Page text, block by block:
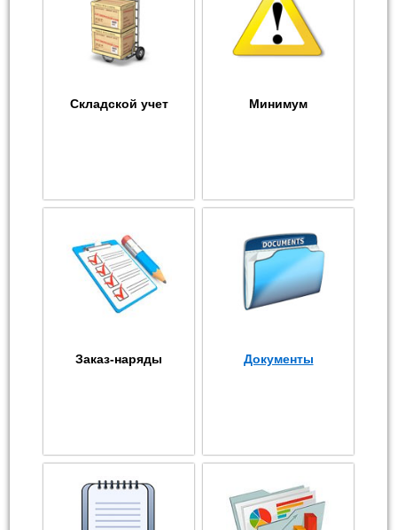
Складской учет Минимум
Заказ-наряды Документы